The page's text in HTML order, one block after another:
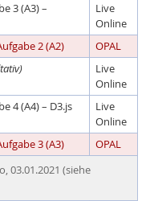
Feeds
3 (A3) –
Live
Online
2 (A2)
OPAL
Live
Online
4 (A4) – D3.js
Live
Online
3 (A3)
OPAL
03.01.2021 (siehe